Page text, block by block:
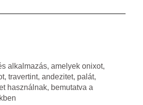
alkalmazás, amelyek onixot,
travertint, andezitet, palát,
használnak, bemutatva a